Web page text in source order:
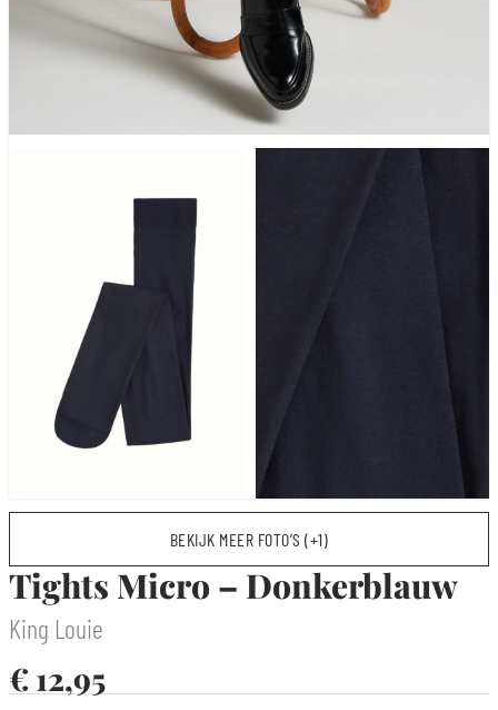
BEKIJK MEER FOTO’S (+1)
Tights Micro – Donkerblauw
King Louie
€ 12,95